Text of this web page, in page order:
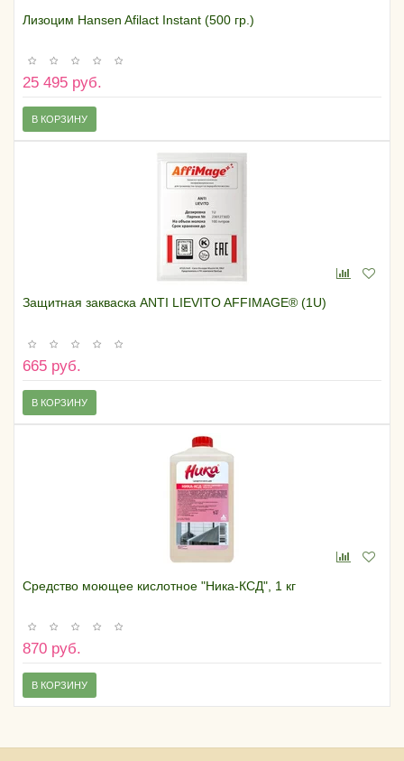
Лизоцим Hansen Afilact Instant (500 гр.)
25 495 руб.
В КОРЗИНУ
Защитная закваска ANTI LIEVITO AFFIMAGE® (1U)
665 руб.
В КОРЗИНУ
Средство моющее кислотное "Ника-КСД", 1 кг
870 руб.
В КОРЗИНУ